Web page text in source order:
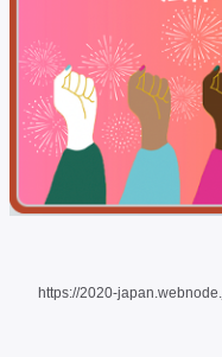
https://2020-